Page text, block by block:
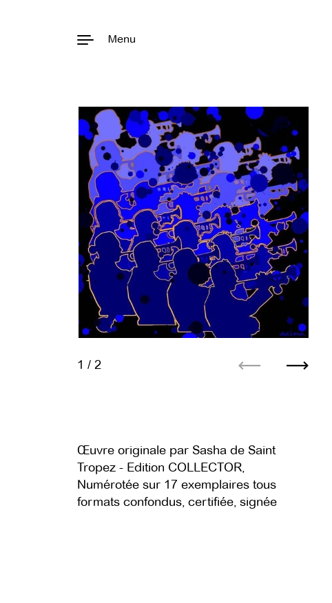
Aller au contenu
Menu
1 / 2
PrécédentSuivant
Œuvre originale par Sasha de Saint
Tropez - Edition COLLECTOR,
Numérotée sur 17 exemplaires tous
formats confondus, certifiée, signée